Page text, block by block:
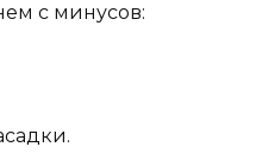
с минусов: